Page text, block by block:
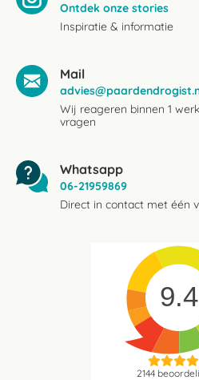
Ontdek onze stories
Inspiratie & informatie
Mail
Wij reageren binnen 1
vragen
Whatsapp
06-21959869
Direct in contact met één
9.4
2144